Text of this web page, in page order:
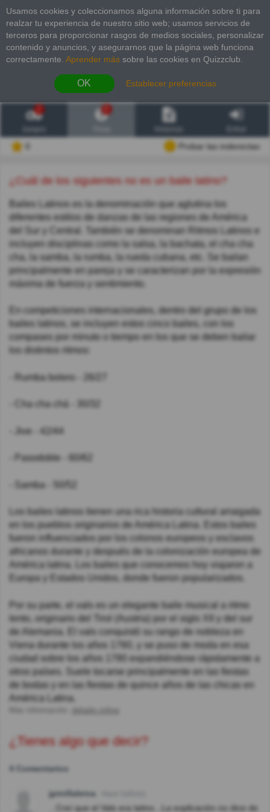
Usamos cookies y coleccionamos alguna información sobre ti para
realzar tu experiencia de nuestro sitio web; usamos servicios de
terceros para proporcionar rasgos de medios sociales, personalizar
contenido y anuncios, y asegurarnos que la página web funciona
correctamente. Aprender más sobre las cookies en Quizzclub.
OK Establecer preferencias
2
Probar las inderectas
¿Cuál de los siguientes no es un baile latino?
Bailes Latinos es la denominación que aglutina los
diferentes estilos de danzas de las regiones de América
del Sur y Central. También se denominan Ritmos Latinos e
incluyen disciplinas como la salsa, la bachata, el cha cha
cha, la samba, la rumba, la rueda cubana, etc. Se bailan
principalmente en pareja y se caracterizan por la expresión
máxima de fuerza y sentimiento.
En competiciones internacionales, dentro del grupo de los
bailes latinos, se incluyen estos cinco bailes, con los
compases por minuto o tiempo en los que se deben bailar
los distintos ritmos:
- Rumba bolero - 26/27
- Cha cha chá - 30/32
- Jive - 42/44
- Pasodoble - 60/62
- Samba - 50/52
Los bailes latinos tienen una rica historia cultural arraigada
en los pueblos originarios de América Latina. Estos bailes
fueron influenciados por los colonos europeos y esclavos
africanos durante y después de la colonización europea de
América latina. Los bailes que conocemos hoy viajaron a
Europa y Estados Unidos, donde fueron popularizados.
Por su parte, el vals es un elegante baile musical a ritmo
lento, originario del Tirol (Austria) por el siglo XII y del sur
de Alemania. El vals conquistó su rango de nobleza en
Viena durante los años 1760, y se puso de moda en esa
ciudad sobre los años 1780 expandiéndose rápidamente a
otros países. Suele tocarse principalmente en las fiestas
de bodas y en las fiestas de quince años de las chicas en
América Latina.
debaile.online
¿Tienes algo que decir?
4 Comentarios
jpinillaleiva
...Creí que el Vals era latino...La explicación no dice de